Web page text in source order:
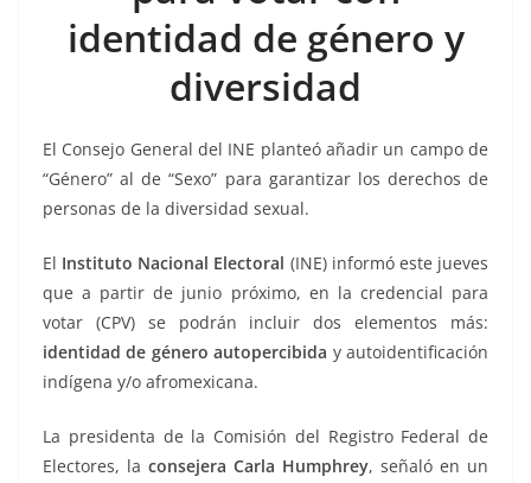
o p k
identidad de género y
diversidad
El Consejo General del INE planteó añadir un campo de
“Género” al de “Sexo” para garantizar los derechos de
personas de la diversidad sexual.
El Instituto Nacional Electoral (INE) informó este jueves
que a partir de junio próximo, en la credencial para
votar (CPV) se podrán incluir dos elementos más:
identidad de género autopercibida y autoidentificación
indígena y/o afromexicana.
La presidenta de la Comisión del Registro Federal de
Electores, la consejera Carla Humphrey, señaló en un